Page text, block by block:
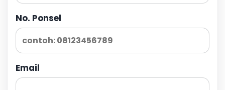
No. Ponsel
Email